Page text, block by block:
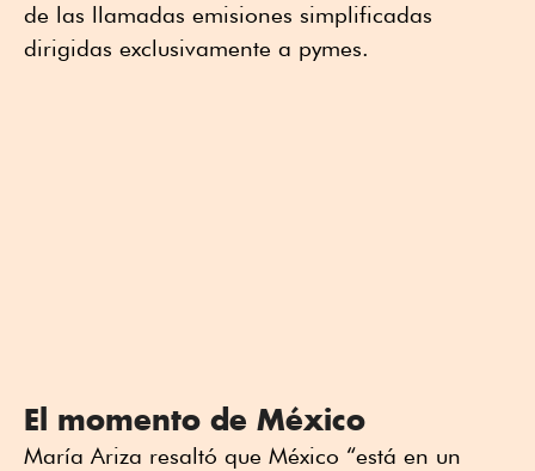
de las llamadas emisiones simplificadas
dirigidas exclusivamente a pymes.
El momento de México
María Ariza resaltó que México “está en un